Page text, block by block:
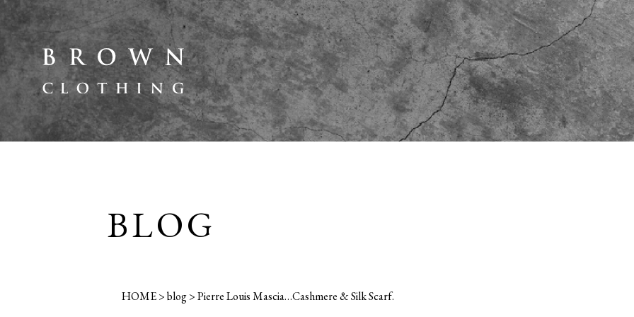
BLOG
HOME>blog>Pierre Louis Mascia…Cashmere & Silk Scarf.